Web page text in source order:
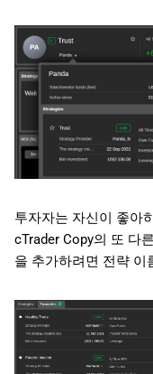
투자자는 자신이 좋아
cTrader Copy의 또 다
을 추가하려면 전략 이